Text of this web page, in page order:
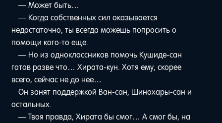
— Может быть…
— Когда собственных сил оказывается
недостаточно, ты всегда можешь попросить о
помощи кого-то еще.
— Но из одноклассников помочь Кушиде-сан
готов разве что… Хирата-кун. Хотя ему, скорее
всего, сейчас не до нее…
Он занят поддержкой Ван-сан, Шинохары-сан и
остальных.
— Твоя правда, Хирата бы смог… А смог бы, на